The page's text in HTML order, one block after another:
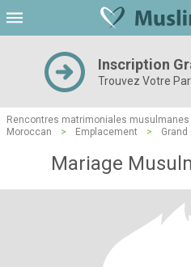
Inscription
Trouvez Votre
Rencontres matrimoniales musulmanes
Moroccan
> Emplacement > Grand
Mariage